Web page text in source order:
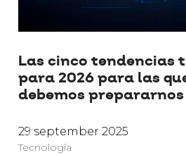
Las cinco tendencias
para 2026 para las
debemos
29 september 2025
Tecnología